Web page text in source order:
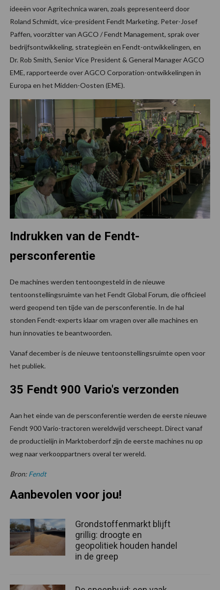
ideeën voor Agritechnica waren, zoals gepresenteerd door
Roland Schmidt, vice-president Fendt Marketing. Peter-Josef
Paffen, voorzitter van AGCO / Fendt Management, sprak over
bedrijfsontwikkeling, strategieën en Fendt-ontwikkelingen, en
Dr. Rob Smith, Senior Vice President & General Manager AGCO
EME, rapporteerde over AGCO Corporation-ontwikkelingen in
Europa en het Midden-Oosten (EME).
Indrukken van de Fendt-
persconferentie
De machines werden tentoongesteld in de nieuwe
tentoonstellingsruimte van het Fendt Global Forum, die officieel
werd geopend ten tijde van de persconferentie. In de hal
stonden Fendt-experts klaar om vragen over alle machines en
hun innovaties te beantwoorden.
Vanaf december is de nieuwe tentoonstellingsruimte open voor
het publiek.
35 Fendt 900 Vario's verzonden
Aan het einde van de persconferentie werden de eerste nieuwe
Fendt 900 Vario-tractoren wereldwijd verscheept. Direct vanaf
de productielijn in Marktoberdorf zijn de eerste machines nu op
weg naar verkooppartners overal ter wereld.
Bron: Fendt
Aanbevolen voor jou!
Grondstoffenmarkt blijft
grillig: droogte en
geopolitiek houden handel
in de greep